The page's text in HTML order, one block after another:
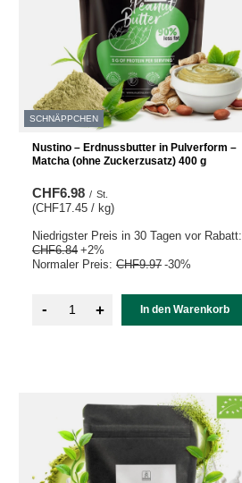
SCHNÄPPCHEN
Nustino – Erdnussbutter in Pulverform –
Matcha (ohne Zuckerzusatz) 400 g
CHF6.98 / St.
(CHF17.45 / kg)
Niedrigster Preis in 30 Tagen vor Rabatt:
CHF6.84 +2%
Normaler Preis: CHF9.97 -30%
- + In den Warenkorb